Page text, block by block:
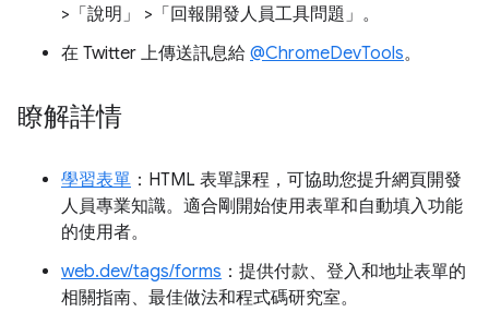
>「說明」
>「回報開發人員工具問題」 。
在 Twitter 上傳送訊息給 @ChromeDevTools。
瞭解詳情
學習表單 ：HTML 表單課程，可協助您提升網頁開發
人員專業知識。適合剛開始使用表單和自動填入功能
的使用者。
web.dev/tags/forms ：提供付款、登入和地址表單的
相關指南、最佳做法和程式碼研究室。